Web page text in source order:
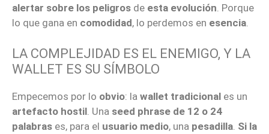
alertar sobre los peligros de esta evolución. Porque
lo que gana en comodidad, lo perdemos en esencia.
LA COMPLEJIDAD ES EL ENEMIGO, Y LA
WALLET ES SU SÍMBOLO
Empecemos por lo obvio: la wallet tradicional es un
artefacto hostil . Una seed phrase de 12 o 24
palabras es, para el usuario medio, una pesadilla Si la